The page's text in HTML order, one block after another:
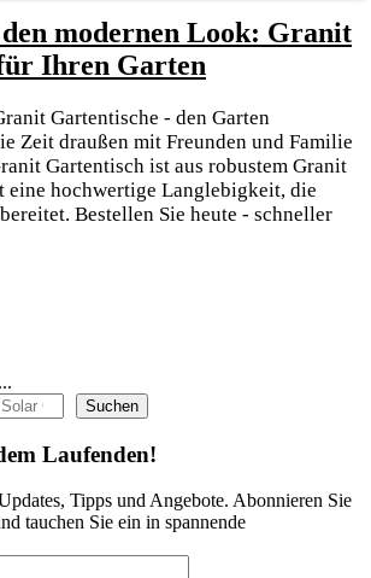
modernen Look: Granit
Ihren Garten
den
modernen
Look:
Granit
Gartentische - den Garten
Zeit draußen mit Freunden und Familie
Gartentisch ist aus robustem Granit
eine hochwertige Langlebigkeit, die
Bestellen Sie heute - schneller
Suchen
Laufenden!
Tipps und Angebote. Abonnieren Sie
tauchen Sie ein in spannende